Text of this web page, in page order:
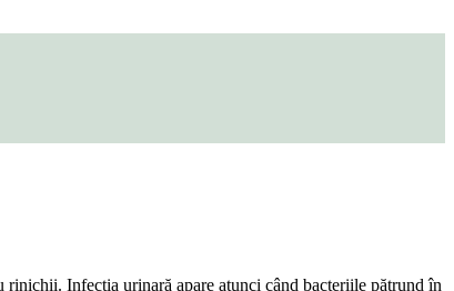
Infecția urinară apare atunci când bacteriile pătrund în